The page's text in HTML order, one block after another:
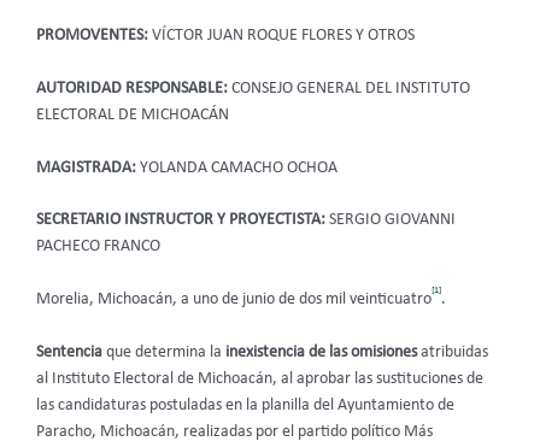
PROMOVENTES: VÍCTOR JUAN ROQUE FLORES Y OTROS
AUTORIDAD RESPONSABLE: CONSEJO GENERAL DEL INSTITUTO
ELECTORAL DE MICHOACÁN
MAGISTRADA: YOLANDA CAMACHO OCHOA
SECRETARIO INSTRUCTOR Y PROYECTISTA: SERGIO GIOVANNI
PACHECO FRANCO
Morelia, Michoacán, a uno de junio de dos mil veinticuatro
[1]
.
Sentencia que determina la inexistencia de las omisionesatribuidas
al Instituto Electoral de Michoacán, al aprobar las sustituciones de
las candidaturas postuladas en la planilla del Ayuntamiento de
Paracho, Michoacán, realizadas por el partido político Más